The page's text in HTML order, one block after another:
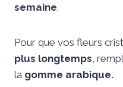
semaine.
Pour que vos fleurs
plus longtemps ,
la gomme arabique.